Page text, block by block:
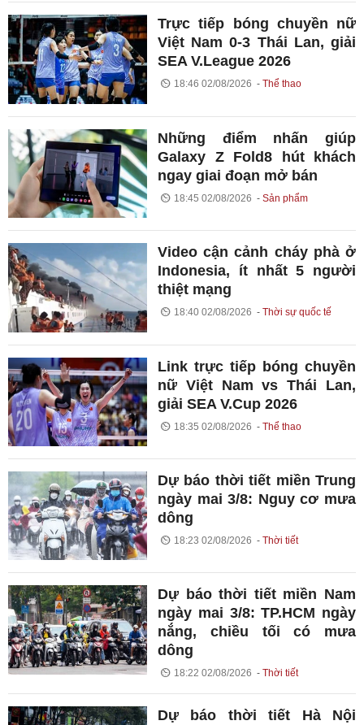
Trực tiếp bóng chuyền nữ
Việt Nam 0-3 Thái Lan, giải
SEA V.League 2026
18:46 02/08/2026 Thể thao
Những điểm nhấn giúp
Galaxy Z Fold8 hút khách
ngay giai đoạn mở bán
18:45 02/08/2026 Sản phẩm
Video cận cảnh cháy phà ở
Indonesia, ít nhất 5 người
thiệt mạng
18:40 02/08/2026 Thời sự quốc tế
Link trực tiếp bóng chuyền
nữ Việt Nam vs Thái Lan,
giải SEA V.Cup 2026
18:35 02/08/2026 Thể thao
Dự báo thời tiết miền Trung
ngày mai 3/8: Nguy cơ mưa
dông
18:23 02/08/2026 Thời tiết
Dự báo thời tiết miền Nam
ngày mai 3/8: TP.HCM ngày
nắng, chiều tối có mưa
dông
18:22 02/08/2026 Thời tiết
Dự báo thời tiết Hà Nội